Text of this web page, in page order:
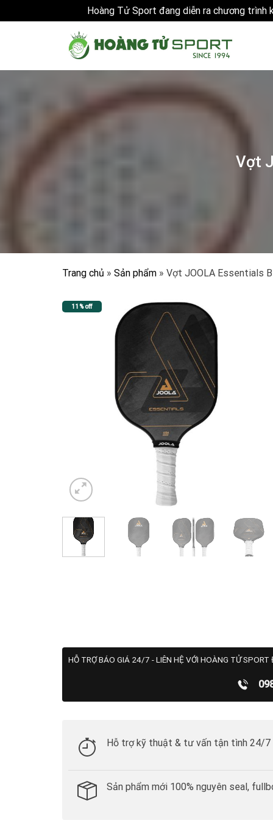
Hoàng Tử Sport đang diễn ra chương trình
Vợt
Trang chủ » Sản phẩm » Vợt JOOLA Essentials
11% off
HỖ TRỢ BÁO GIÁ 24/7 - LIÊN HỆ VỚI HOÀNG TỬ
Hỗ trợ kỹ thuật & tư vấn tận tình 24/7
Sản phẩm mới 100% nguyên seal,